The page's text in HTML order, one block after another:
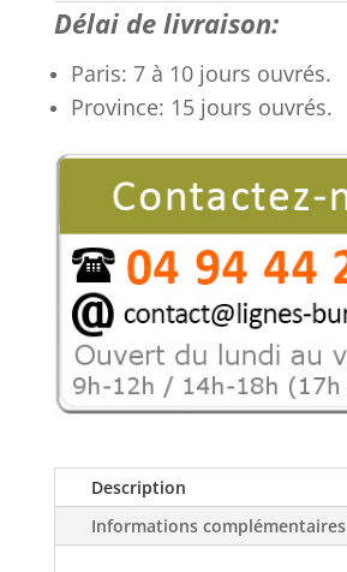
bureau
design,
tétière,
filet
DORSAL
Délai de livraison:
Paris: 7 à 10 jours ouvrés.
Province: 15 jours ouvrés.
Description
Informations complémentaires